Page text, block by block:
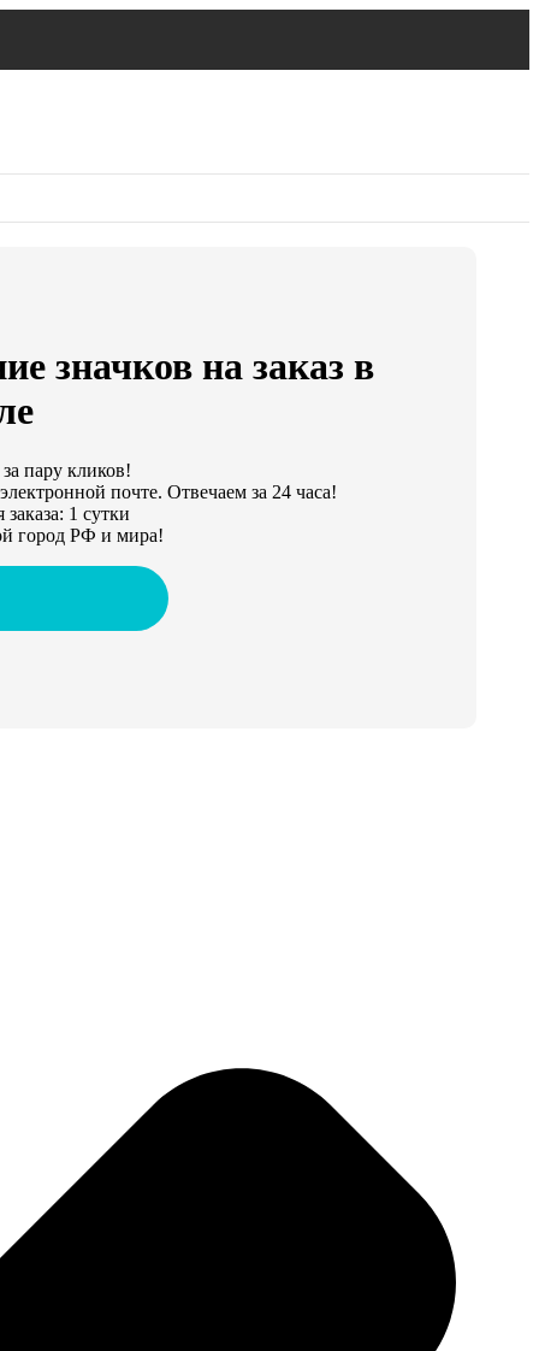
значков на заказ в
пару кликов!
почте. Отвечаем за 24 часа!
1 сутки
город РФ и мира!